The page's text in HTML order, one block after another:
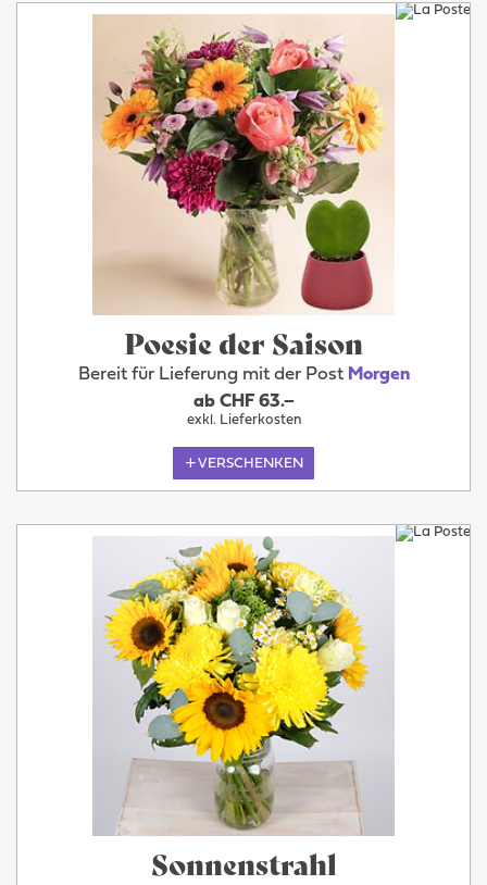
Poesie der Saison
Bereit für Lieferung mit der Post Morgen
ab CHF 63.–
exkl. Lieferkosten
VERSCHENKEN
Sonnenstrahl